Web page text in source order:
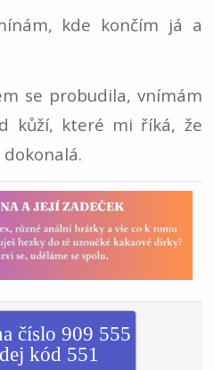
kde končím já a
se probudila, vnímám
kůží, které mi říká, že
číslo 909 555
kód 551